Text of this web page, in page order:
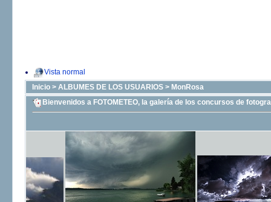
Vista normal
Inicio > ALBUMES DE LOS USUARIOS > MonRosa
Bienvenidos a FOTOMETEO, la galería de los concursos de